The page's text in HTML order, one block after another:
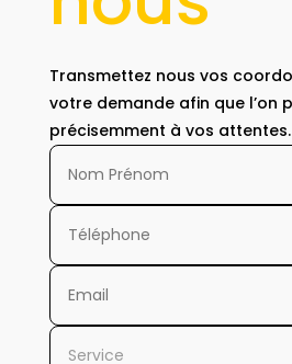
Transmettez nous vos
votre demande afin que l’on
précisemment à vos attentes.